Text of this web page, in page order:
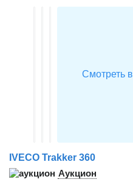
IVECO Trakker 360
Аукцион